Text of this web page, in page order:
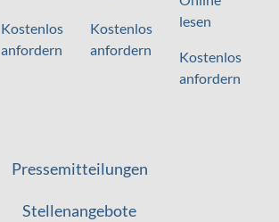
Kostenlos
anfordern
Kostenlos
anfordern
lesen
Kostenlos
anfordern
Pressemitteilungen
Stellenangebote